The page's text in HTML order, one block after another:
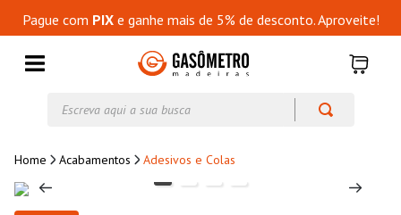
Pague com PIXe ganhe mais de 5% de desconto. Aproveite!
Acabamentos Adesivos e Colas